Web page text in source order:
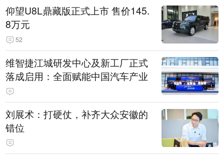
仰望U8L鼎藏版正式上市 售价145.
8万元
52
维智捷江城研发中心及新工厂正式
落成启用：全面赋能中国汽车产业
刘展术：打硬仗，补齐大众安徽的
错位